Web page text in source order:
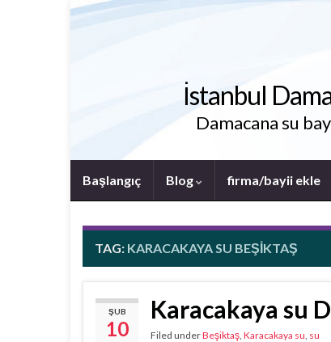
İstanbul
Damacana su
Başlangıç Blog firma/bayii ekle
TAG: KARACAKAYA SU BEŞIKTAŞ
ŞUB
10
Karacakaya su
Filed underBeşiktaş, Karacakaya su, su